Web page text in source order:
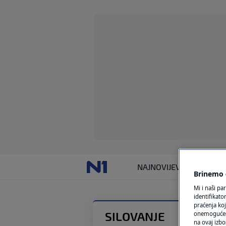
NAJNOVIJEVIJESTI
SILOVANJE
Mi i naši
praćenja
na ovaj